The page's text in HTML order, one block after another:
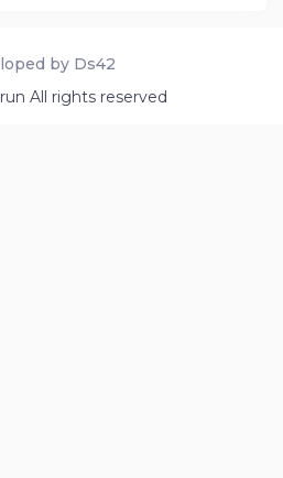
All rights reserved
by Ds42